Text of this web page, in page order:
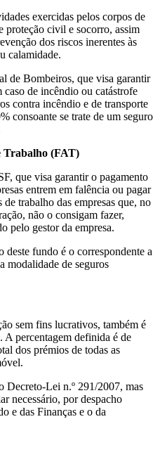
exercidas pelos corpos de
proteção civil e socorro, assim
dos riscos inerentes às
calamidade.
de Bombeiros, que visa garantir
caso de incêndio ou catástrofe
contra incêndio e de transporte
consoante se trate de um seguro
Trabalho (FAT)
que visa garantir o pagamento
entrem em falência ou pagar
trabalho das empresas que, no
não o consigam fazer,
pelo gestor da empresa.
fundo é o correspondente a
modalidade de seguros
sem fins lucrativos, também é
percentagem definida é de
dos prémios de todas as
Decreto-Lei n.º 291/2007, mas
necessário, por despacho
e das Finanças e o da